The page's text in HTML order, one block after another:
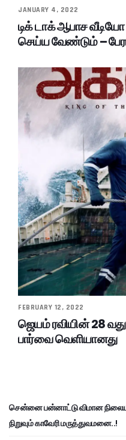
JANUARY 4, 2022
டிக் டாக் ஆபாச
செய்ய வேண்டும் –
FEBRUARY 12, 2022
ஜெயம் ரவியின் 28
பார்வை வெளியானது
சென்னை பன்னாட்டு விமான
நிறுவும் காவேரி மருத்துவமனை..!